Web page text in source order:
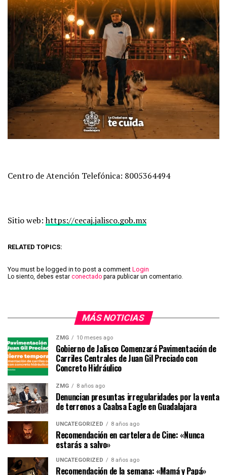
Centro de Atención Telefónica: 8005364494
Sitio web:https://cecaj.jalisco.gob.mx
RELATED TOPICS:
You must be logged in to post a comment Login
Lo siento, debes estar conectado para publicar un comentario.
MÁS NOTICIAS
ZMG 10 meses ago
Gobierno de Jalisco Comenzará Pavimentación de
Carriles Centrales de Juan Gil Preciado con
Concreto Hidráulico
ZMG 8 años ago
Denuncian presuntas irregularidades por la venta
de terrenos a Caabsa Eagle en Guadalajara
UNCATEGORIZED 8 años ago
Recomendación en cartelera de Cine: «Nunca
estarás a salvo»
UNCATEGORIZED 8 años ago
Recomendación de la semana: «Mamá y Papá»